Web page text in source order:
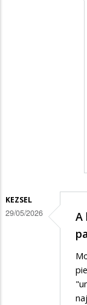
KEZSEL
29/05/2026
A